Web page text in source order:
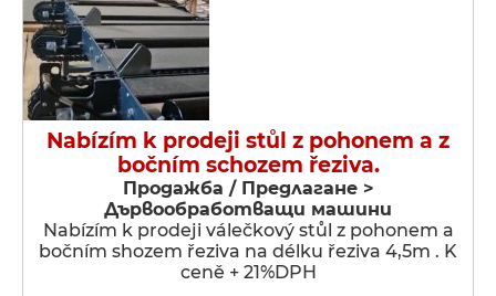
Nabízím k prodeji stůl z pohonem a z
bočním schozem řeziva.
Продажба / Предлагане >
Дървообработващи машини
Nabízím k prodeji válečkový stůl z pohonem a
bočním shozem řeziva na délku řeziva 4,5m . K
ceně + 21%DPH